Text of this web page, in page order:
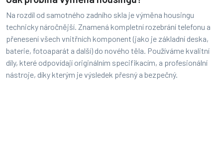
Na rozdíl od samotného zadního skla je výměna housingu
technicky náročnější. Znamená kompletní rozebrání telefonu a
přenesení všech vnitřních komponent (jako je základní deska,
baterie, fotoaparát a další) do nového těla. Používáme kvalitní
díly, které odpovídají originálním specifikacím, a profesionální
nástroje, díky kterým je výsledek přesný a bezpečný.